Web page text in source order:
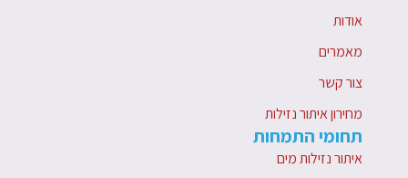
אודות
מאמרים
צור קשר
מחירון איתור נזילות
תחומי התמחות
איתור נזילות מים